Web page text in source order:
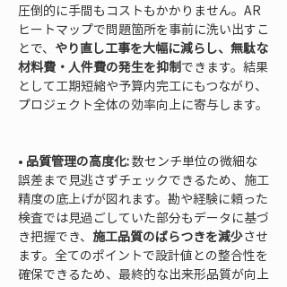
圧倒的に手間もコストもかかりません。AR
ヒートマップで問題箇所を事前に洗い出すこ
とで、 やり直し工事を大幅に減らし、無駄な
材料費・人件費の発生を抑制できます。結果
として工期短縮や予算内完工にもつながり、
プロジェクト全体の効率向上に寄与します。
• 品質管理の高度化: 数センチ単位の微細な
誤差まで見逃さずチェックできるため、施工
精度の底上げが図れます。勘や経験に頼った
検査では見過ごしていた部分もデータに基づ
き把握でき、 施工品質のばらつきを減少させ
ます。全てのポイントで設計値との整合性を
確保できるため、最終的な出来形品質が向上